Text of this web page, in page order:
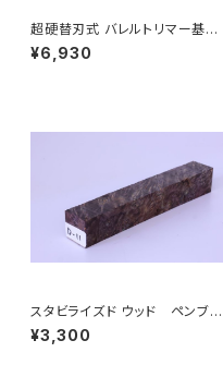
超硬替刃式 バレルトリマー基本
セット (刃径18.5mm＋パイロッ
トシャフト各種)
¥6,930
スタビライズド ウッド ペンブラ
ンク（ペン制作用木材）D-11～C
-20
¥3,300